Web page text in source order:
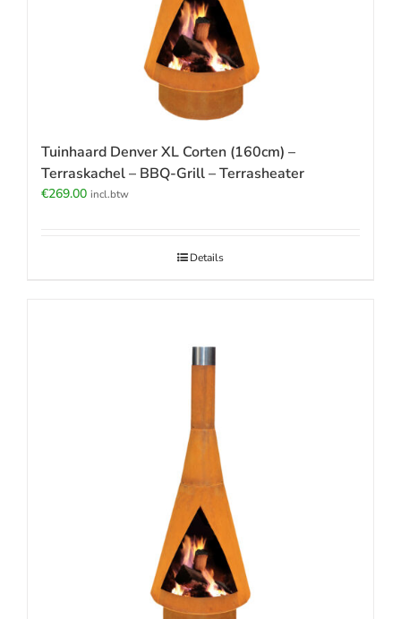
Tuinhaard Denver XL Corten (160cm) –
Terraskachel – BBQ-Grill – Terrasheater
€269.00 incl.btw
Details